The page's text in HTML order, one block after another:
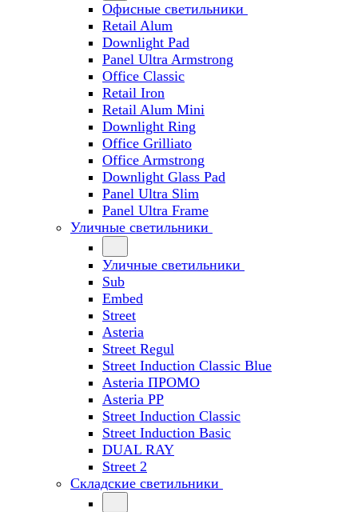
Офисные светильники
Retail Alum
Downlight Pad
Panel Ultra Armstrong
Office Classic
Retail Iron
Retail Alum Mini
Downlight Ring
Office Grilliato
Office Armstrong
Downlight Glass Pad
Panel Ultra Slim
Panel Ultra Frame
Уличные светильники
Уличные светильники
Sub
Embed
Street
Asteria
Street Regul
Street Induction Classic Blue
Asteria ПРОМО
Asteria PP
Street Induction Classic
Street Induction Basic
DUAL RAY
Street 2
Складские светильники